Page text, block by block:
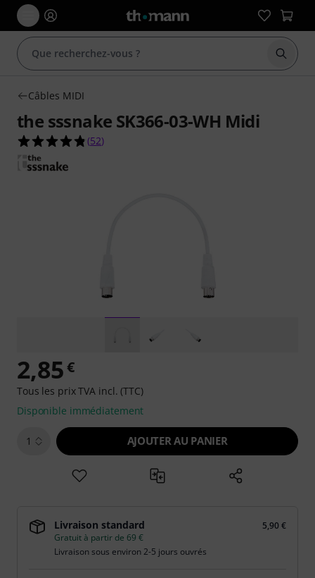
Câbles MIDI
the sssnake SK366-03-WH Midi
4.8 étoiles sur 5 d'après 52 évaluations clients
(52)
2,85€
Tous les prix TVA incl. (TTC)
Disponible immédiatement
1 AJOUTER AU PANIER
Livraison standard
5,90 €
Gratuit à partir de 69 €
Livraison sous environ 2-5 jours ouvrés